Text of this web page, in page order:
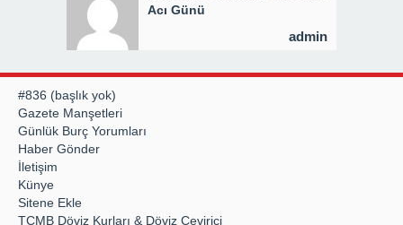
Acı Günü
admin
#836 (başlık yok)
Gazete Manşetleri
Günlük Burç Yorumları
Haber Gönder
İletişim
Künye
Sitene Ekle
TCMB Döviz Kurları & Döviz Çevirici